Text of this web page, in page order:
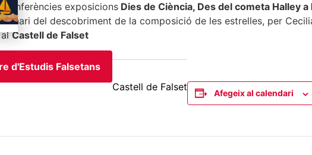
conferències exposicions Dies de Ciència, Des del cometa Halley
del descobriment de la composició de les estrelles, per
Castell de Falset
d'Estudis Falsetans
Castell de Falset
Afegeix al calendari